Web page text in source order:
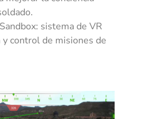
sistema de VR
y control de misiones de